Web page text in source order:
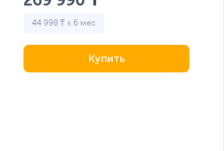
44 998 ₸ x 6 мес
Купить